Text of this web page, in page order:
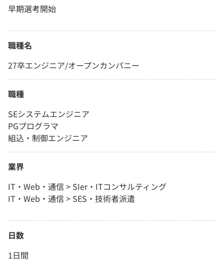
早期選考開始
職種名
27卒エンジニア/オープンカンパニー
職種
SEシステムエンジニア
PGプログラマ
組込・制御エンジニア
業界
IT・Web・通信 > SIer・ITコンサルティング
IT・Web・通信 > SES・技術者派遣
日数
1日間